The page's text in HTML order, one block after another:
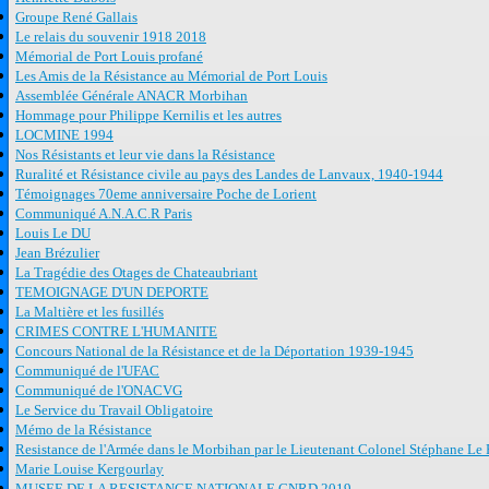
Groupe René Gallais
Le relais du souvenir 1918 2018
Mémorial de Port Louis profané
Les Amis de la Résistance au Mémorial de Port Louis
Assemblée Générale ANACR Morbihan
Hommage pour Philippe Kernilis et les autres
LOCMINE 1994
Nos Résistants et leur vie dans la Résistance
Ruralité et Résistance civile au pays des Landes de Lanvaux, 1940-1944
Témoignages 70eme anniversaire Poche de Lorient
Communiqué A.N.A.C.R Paris
Louis Le DU
Jean Brézulier
La Tragédie des Otages de Chateaubriant
TEMOIGNAGE D'UN DEPORTE
La Maltière et les fusillés
CRIMES CONTRE L'HUMANITE
Concours National de la Résistance et de la Déportation 1939-1945
Communiqué de l'UFAC
Communiqué de l'ONACVG
Le Service du Travail Obligatoire
Mémo de la Résistance
Resistance de l'Armée dans le Morbihan par le Lieutenant Colonel Stéphane Le
Marie Louise Kergourlay